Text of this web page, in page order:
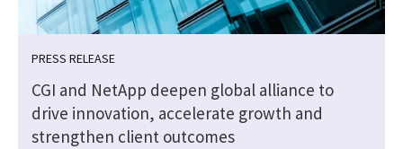
PRESS RELEASE
CGI and NetApp deepen global alliance to
drive innovation, accelerate growth and
strengthen client outcomes